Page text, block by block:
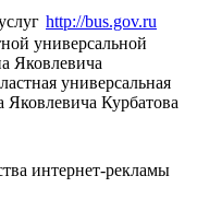
http://bus.gov.ru
универсальной
Яковлевича
универсальная
Курбатова
интернет-рекламы